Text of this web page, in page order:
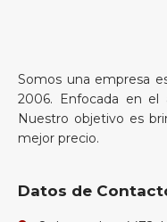
Somos una empresa
2006. Enfocada en el
Nuestro objetivo es
mejor precio.
Datos de